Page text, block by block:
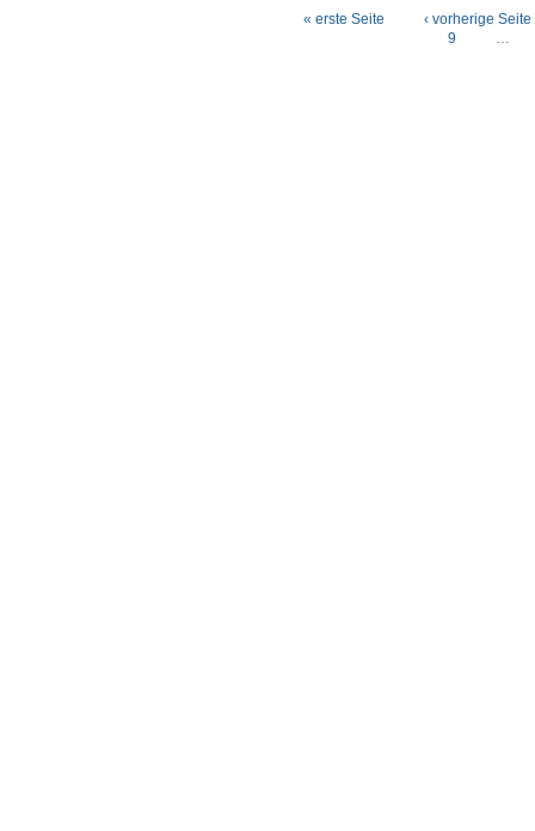
Seiten« erste Seite
‹ vorherige Seite
9
…